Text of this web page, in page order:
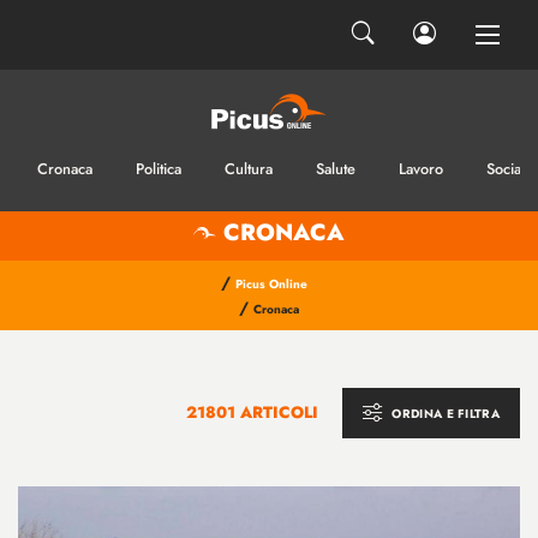
Cronaca Politica Cultura Salute Lavoro Sociale
CRONACA
/ Picus Online
/ Cronaca
21801 ARTICOLI ORDINA E FILTRA